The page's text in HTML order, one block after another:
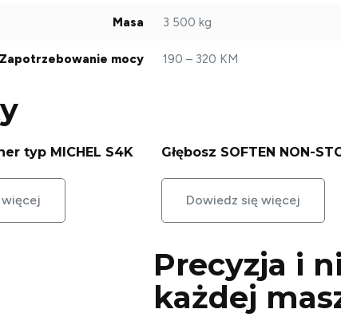
Masa 3 500 kg
Zapotrzebowanie mocy 190 – 320 KM
typ MICHEL S4K Głębosz SOFTEN NON-
Dowiedz się więcej
Precyzja i
każdej